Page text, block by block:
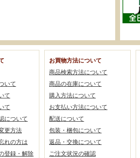
いて
て
て
について
更方法
れの方は
登録・解除
お買物方法について
商品検索方法について
商品の在庫について
購入方法について
お支払い方法について
配送について
包装・梱包について
返品・交換について
ご注文状況の確認